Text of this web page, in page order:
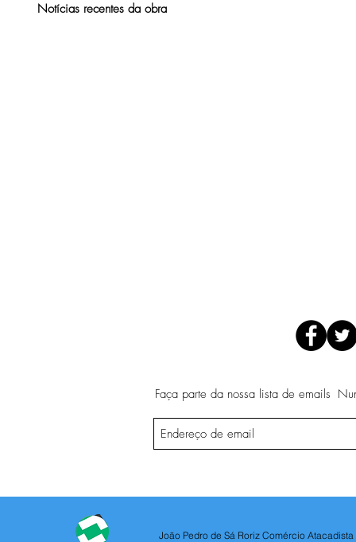
Notícias recentes da obra
Faça parte da nossa lista de emails
João Pedro de Sá Roriz Comércio